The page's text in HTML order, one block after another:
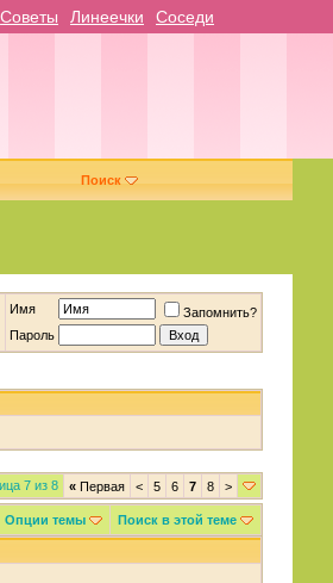
Советы Линеечки Соседи
Поиск
Имя
Запомнить?
Пароль
7 из 8 «Первая < 5 6 7 8 >
Опции темы Поиск в этой теме